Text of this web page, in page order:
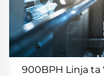
900BPH Linja